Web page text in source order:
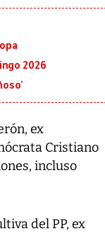
2026
ex
Cristiano
incluso
del PP, ex
provocando una